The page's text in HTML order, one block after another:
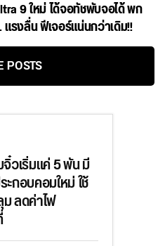
9 ใหม่ ได้จอทัชพับจอได้ พก
แรงลื่น ฟีเจอร์แน่นกว่าเดิม!!
POSTS
วเริ่มแค่ 5 พัน มี
กอบคอมใหม่ ใช้
ลดค่าไฟ